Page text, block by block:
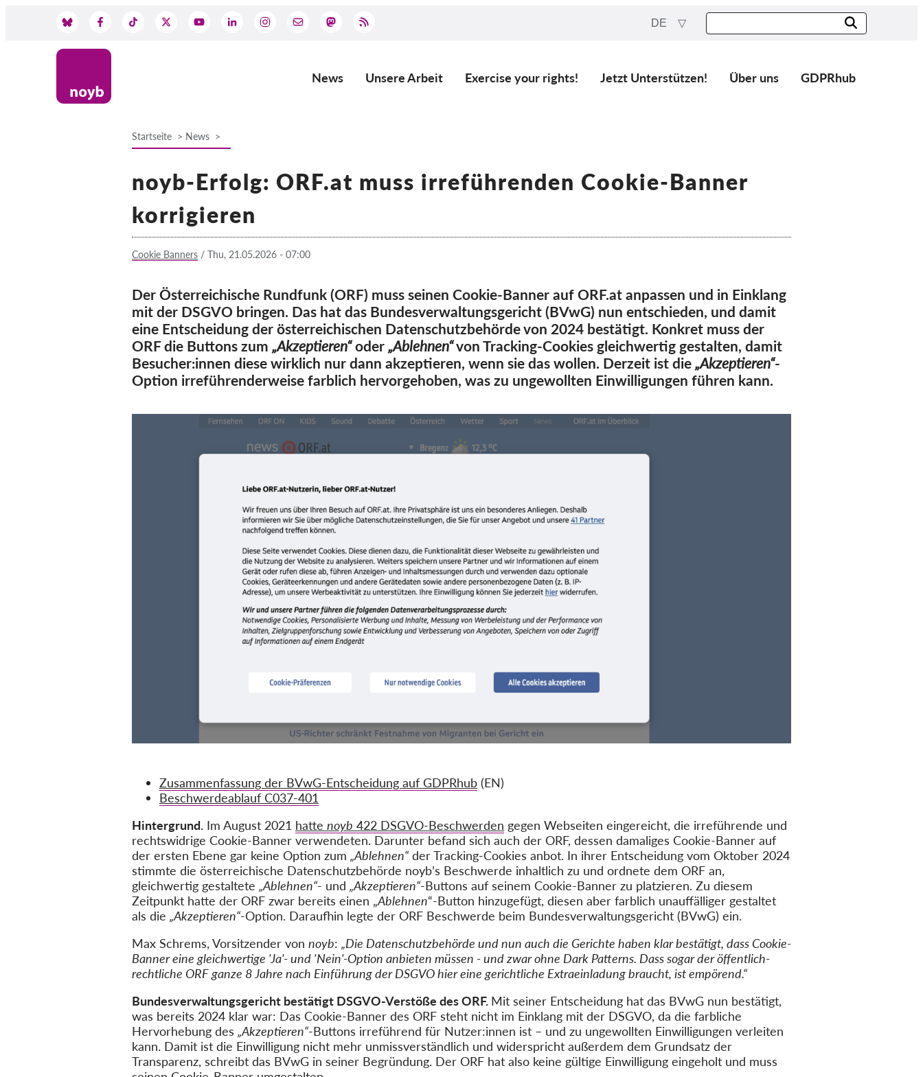
DE
Main
News Unsere Arbeit Exercise your rights! Jetzt Unterstützen! Über uns GDPRhub
Startseite News
noyb-Erfolg: ORF.at muss irreführenden Cookie-Banner
korrigieren
Cookie Banners / Thu, 21.05.2026 - 07:00
Der Österreichische Rundfunk (ORF) muss seinen Cookie-Banner auf ORF.at anpassen und in Einklang
mit der DSGVO bringen. Das hat das Bundesverwaltungsgericht (BVwG) nun entschieden, und damit
eine Entscheidung der österreichischen Datenschutzbehörde von 2024 bestätigt. Konkret muss der
ORF die Buttons zum „Akzeptieren“oder „Ablehnen“von Tracking-Cookies gleichwertig gestalten, damit
Besucher:innen diese wirklich nur dann akzeptieren, wenn sie das wollen. Derzeit ist die „Akzeptieren“-
Option irreführenderweise farblich hervorgehoben, was zu ungewollten Einwilligungen führen kann.
Zusammenfassung der BVwG-Entscheidung auf GDPRhub (EN)
Beschwerdeablauf C037-401
Hintergrund. Im August 2021 hatte noyb 422 DSGVO-Beschwerden gegen Webseiten eingereicht, die irreführende und
rechtswidrige Cookie-Banner verwendeten. Darunter befand sich auch der ORF, dessen damaliges Cookie-Banner auf
der ersten Ebene gar keine Option zum „Ablehnen“der Tracking-Cookies anbot. In ihrer Entscheidung vom Oktober 2024
stimmte die österreichische Datenschutzbehörde noyb’s Beschwerde inhaltlich zu und ordnete dem ORF an,
gleichwertig gestaltete „Ablehnen“- und „Akzeptieren“-Buttons auf seinem Cookie-Banner zu platzieren. Zu diesem
Zeitpunkt hatte der ORF zwar bereits einen „Ablehnen“-Button hinzugefügt, diesen aber farblich unauffälliger gestaltet
als die „Akzeptieren“-Option. Daraufhin legte der ORF Beschwerde beim Bundesverwaltungsgericht (BVwG) ein.
Max Schrems, Vorsitzender von noyb: „Die Datenschutzbehörde und nun auch die Gerichte haben klar bestätigt, dass Cookie-
Banner eine gleichwertige 'Ja'- und 'Nein'-Option anbieten müssen - und zwar ohne Dark Patterns. Dass sogar der öffentlich-
rechtliche ORF ganze 8 Jahre nach Einführung der DSGVO hier eine gerichtliche Extraeinladung braucht, ist empörend.“
Bundesverwaltungsgericht bestätigt DSGVO-Verstöße des ORF. Mit seiner Entscheidung hat das BVwG nun bestätigt,
was bereits 2024 klar war: Das Cookie-Banner des ORF steht nicht im Einklang mit der DSGVO, da die farbliche
Hervorhebung des „Akzeptieren“-Buttons irreführend für Nutzer:innen ist – und zu ungewollten Einwilligungen verleiten
kann. Damit ist die Einwilligung nicht mehr unmissverständlich und widerspricht außerdem dem Grundsatz der
Transparenz, schreibt das BVwG in seiner Begründung. Der ORF hat also keine gültige Einwilligung eingeholt und muss